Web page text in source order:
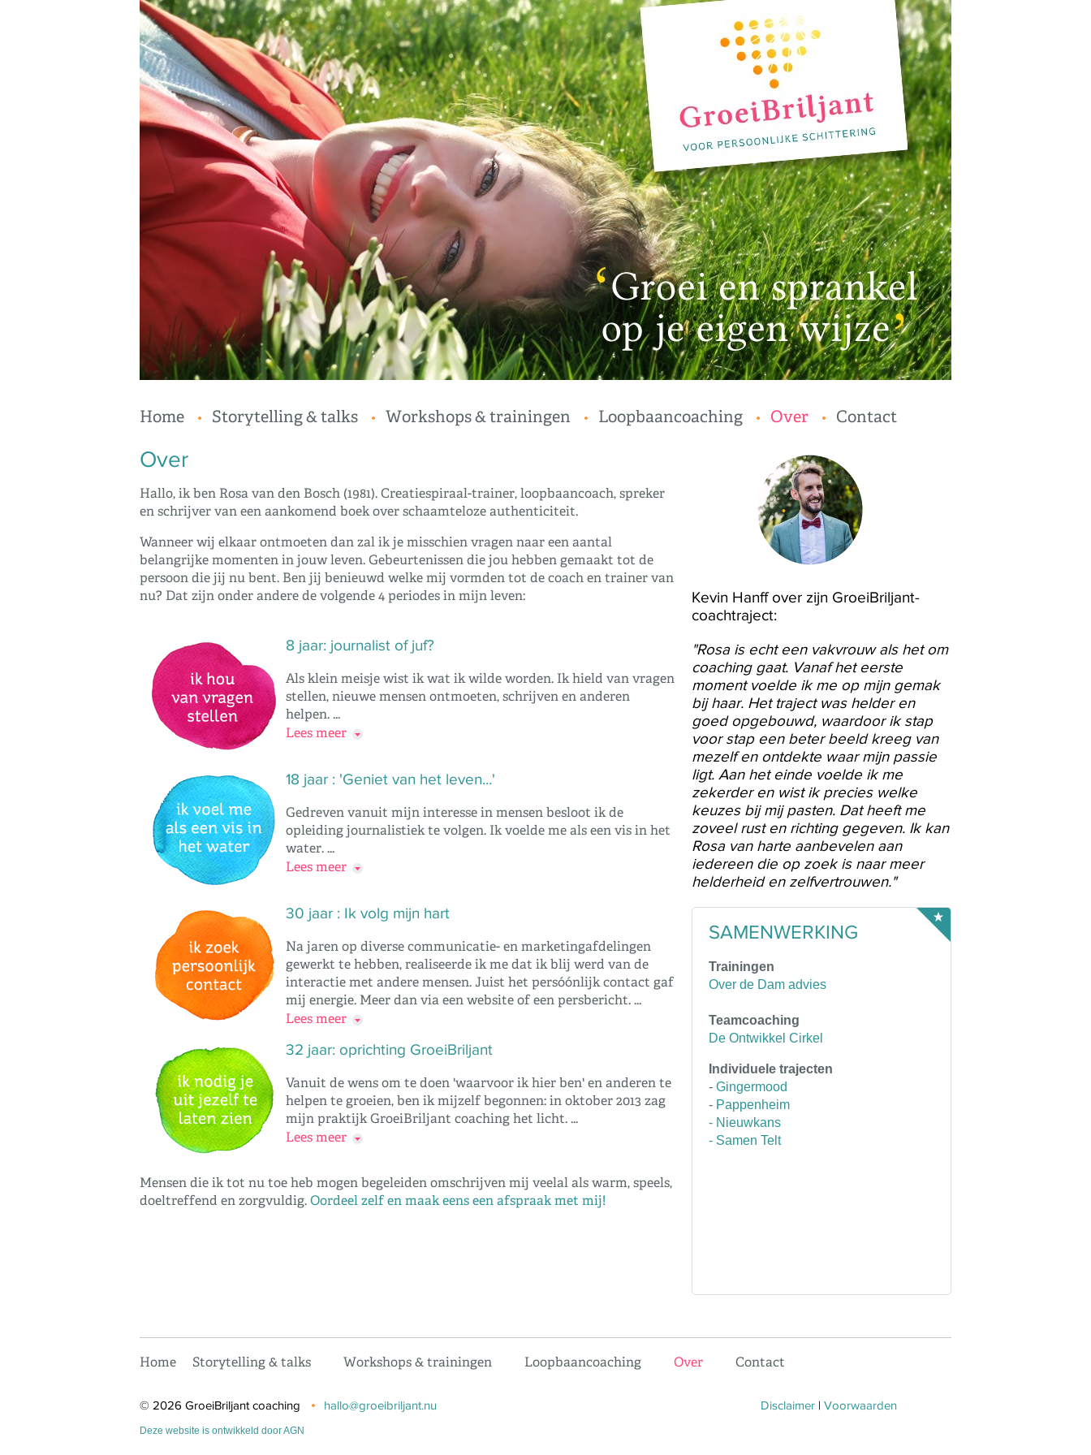
Home Storytelling & talks Workshops & trainingen Loopbaancoaching Over Contact
Over
Hallo, ik ben Rosa van den Bosch (1981). Creatiespiraal-trainer, loopbaancoach, spreker
en schrijver van een aankomend boek over schaamteloze authenticiteit.
Wanneer wij elkaar ontmoeten dan zal ik je misschien vragen naar een aantal
belangrijke momenten in jouw leven. Gebeurtenissen die jou hebben gemaakt tot de
persoon die jij nu bent. Ben jij benieuwd welke mij vormden tot de coach en trainer van
nu? Dat zijn onder andere de volgende 4 periodes in mijn leven:
8 jaar: journalist of juf?
Als klein meisje wist ik wat ik wilde worden. Ik hield van vragen
stellen, nieuwe mensen ontmoeten, schrijven en anderen
helpen. ...
Lees meer
18 jaar : 'Geniet van het leven...'
Gedreven vanuit mijn interesse in mensen besloot ik de
opleiding journalistiek te volgen. Ik voelde me als een vis in het
water. ...
Lees meer
30 jaar : Ik volg mijn hart
Na jaren op diverse communicatie- en marketingafdelingen
gewerkt te hebben, realiseerde ik me dat ik blij werd van de
interactie met andere mensen. Juist het persóónlijk contact gaf
mij energie. Meer dan via een website of een persbericht. ...
Lees meer
32 jaar: oprichting GroeiBriljant
Vanuit de wens om te doen 'waarvoor ik hier ben' en anderen te
helpen te groeien, ben ik mijzelf begonnen: in oktober 2013 zag
mijn praktijk GroeiBriljant coaching het licht. ...
Lees meer
Mensen die ik tot nu toe heb mogen begeleiden omschrijven mij veelal als warm, speels,
doeltreffend en zorgvuldig. Oordeel zelf en maak eens een afspraak met mij!
Kevin Hanff over zijn GroeiBriljant-
coachtraject:
"Rosa is echt een vakvrouw als het om
coaching gaat. Vanaf het eerste
moment voelde ik me op mijn gemak
bij haar. Het traject was helder en
goed opgebouwd, waardoor ik stap
voor stap een beter beeld kreeg van
mezelf en ontdekte waar mijn passie
ligt. Aan het einde voelde ik me
zekerder en wist ik precies welke
keuzes bij mij pasten. Dat heeft me
zoveel rust en richting gegeven. Ik kan
Rosa van harte aanbevelen aan
iedereen die op zoek is naar meer
helderheid en zelfvertrouwen."
SAMENWERKING
Trainingen
Over de Dam advies
Teamcoaching
De Ontwikkel Cirkel
Individuele trajecten
-Gingermood
- Pappenheim
- Nieuwkans
- Samen Telt
Home Storytelling & talks Workshops & trainingen Loopbaancoaching Over Contact
© 2026 GroeiBriljant coaching hallo@groeibriljant.nu Disclaimer | Voorwaarden
Deze website is ontwikkeld door AGN